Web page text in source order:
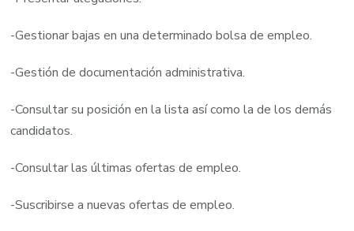
-Gestionar bajas en una determinado bolsa de empleo.
-Gestión de documentación administrativa.
-Consultar su posición en la lista así como la de los demás
candidatos.
-Consultar las últimas ofertas de empleo.
-Suscribirse a nuevas ofertas de empleo.